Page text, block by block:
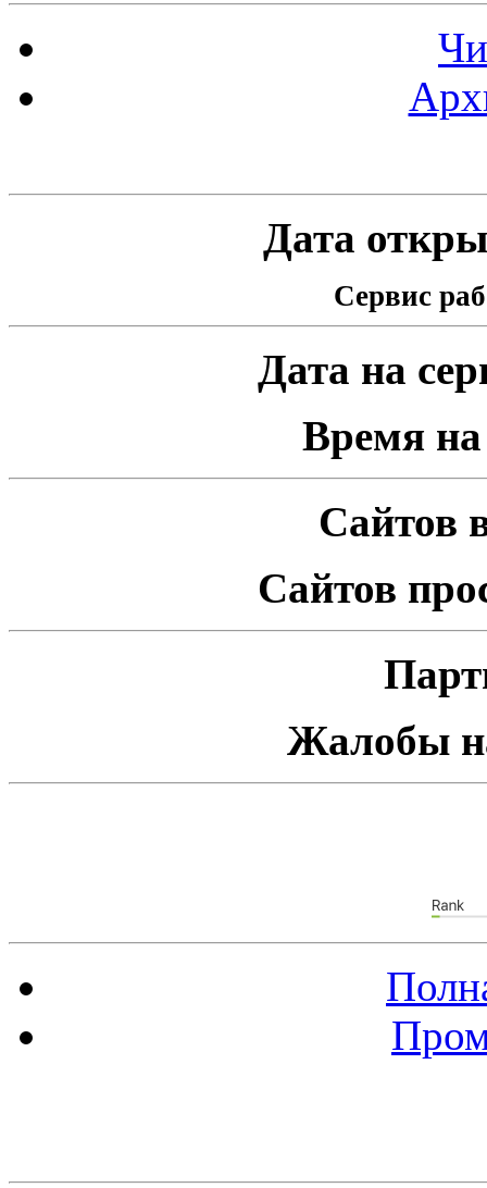
Дата
Сервис
Дата на
Время на
Сайтов
Сайтов
Жалобы